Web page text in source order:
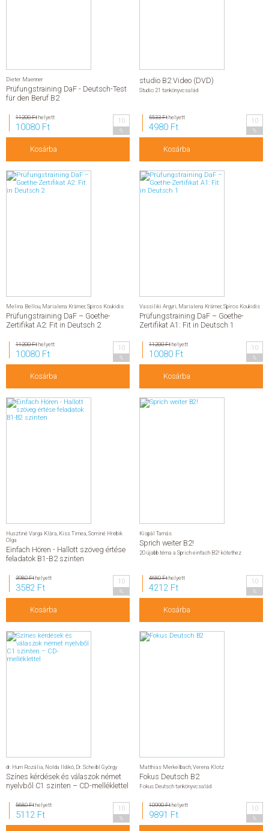
Dieter Maenner
Prüfungstraining DaF - Deutsch-Test
für den Beruf B2
11200 Fthelyett
10080 Ft
10
Kosárba
studio B2 Video (DVD)
Studio 21 tankönyvcsalád
5533 Fthelyett
4980 Ft
10
Kosárba
Melina Bellou Marialena Krämer,Spiros Koukidis
Prüfungstraining DaF – Goethe-
Zertifikat A2: Fit in Deutsch 2
11200 Fthelyett
10080 Ft
10
Kosárba
Vassiliki Argyri Marialena Krämer,Spiros Koukidis
Prüfungstraining DaF – Goethe-
Zertifikat A1: Fit in Deutsch 1
11200 Fthelyett
10080 Ft
10
Kosárba
Husztiné Varga Klára Kiss Timea Sominé Hrebik
Olga
Einfach Hören - Hallott szöveg értése
feladatok B1-B2 szinten
3980 Fthelyett
3582 Ft
10
Kosárba
Kispál Tamás
Sprich weiter B2!
20 újabb téma a Sprich einfach B2! kötethez
4680 Fthelyett
4212 Ft
10
Kosárba
dr. Hum Rozália Nolda Ildikó Dr. Scheibl György
Színes kérdések és válaszok német
nyelvből C1 szinten – CD-melléklettel
5680 Fthelyett
5112 Ft
10
Matthias Merkelbach Verena Klotz
Fokus Deutsch B2
Fokus Deutsch tankönyvcsalád
10990 Fthelyett
9891 Ft
10